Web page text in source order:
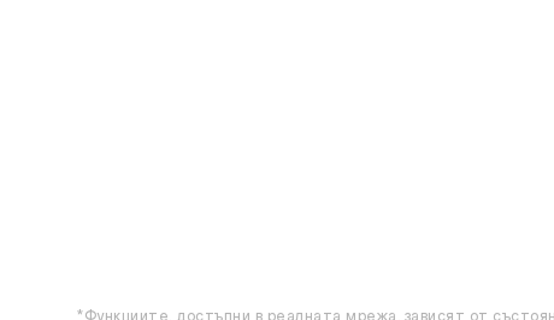
*Функциите, достъпни в реалната мрежа, зависят от